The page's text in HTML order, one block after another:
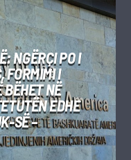
NGËRÇI PO I
FORMIMI I
BËHET NË
EDHE
SË –